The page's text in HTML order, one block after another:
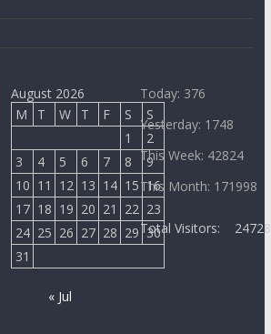
August 2026
M
T W T F S
S
1
2
3
4 5 6 7 8
9
10 11 12 13 14 15 16
17 18 19 20 21 22 23
24 25 26 27 28 29 30
31
« Jul
Today: 376
Yesterday: 1748
This Week: 42824
This Month: 171998
Total Visitors: